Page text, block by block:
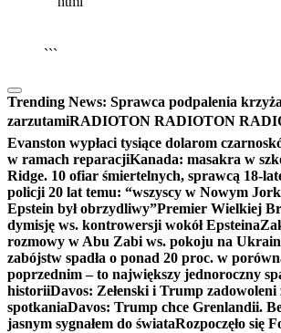
```
Trending News: Sprawca podpalenia
zarzutamiRADIOTON RADIOTON
Evanston wypłaci tysiące dolarom
w ramach reparacjiKanada: masakra w
Ridge. 10 ofiar śmiertelnych, sprawcą 18-
policji 20 lat temu: “wszyscy w Nowym
Epstein był obrzydliwy”Premier Wielkiej
dymisję ws. kontrowersji wokół Epsteina
rozmowy w Abu Zabi ws. pokoju na
zabójstw spadła o ponad 20 proc. w
poprzednim – to największy jednoroczny
historiiDavos: Zełenski i Trump zadowoleni
spotkaniaDavos: Trump chce Grenlandii.
jasnym sygnałem do świataRozpoczęło się